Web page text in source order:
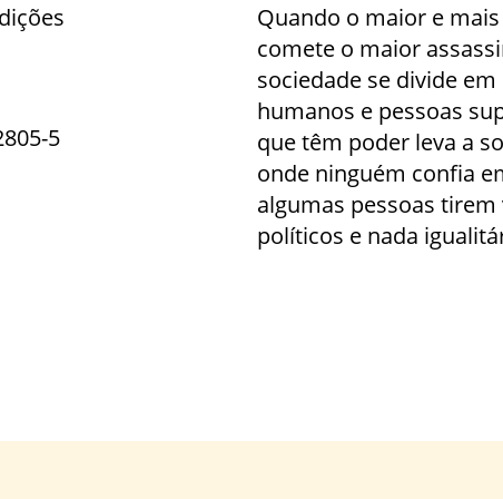
5
Quando o maior e
comete o maior
sociedade se divide
humanos e pessoas
que têm poder leva a
onde ninguém confia
algumas pessoas
políticos e nada